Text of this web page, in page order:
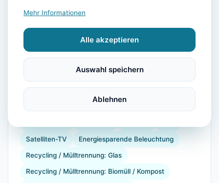
Waschmaschine Küche
Mikrowelle Geschirrspüler Kaffeemaschine
Backofen Toaster
Satelliten-TV Energiesparende Beleuchtung
Recycling / Mülltrennung: Glas
Recycling / Mülltrennung: Biomüll / Kompost
Mehr Informationen
Alle akzeptieren
Auswahl speichern
Ablehnen